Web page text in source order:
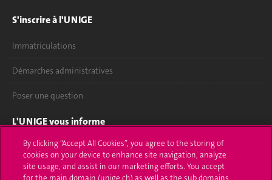
S'inscrire à l'UNIGE
Immatriculations
Démarches administratives
Poser une question
L'UNIGE vous informe
UNIGE Mobile
Médias
By clicking “Accept All Cookies”, you agree to the storing of
cookies on your device to enhance site navigation, analyze
site usage, and assist in our marketing efforts. You accept
for the main domain (unige.ch) as well as the sub domains